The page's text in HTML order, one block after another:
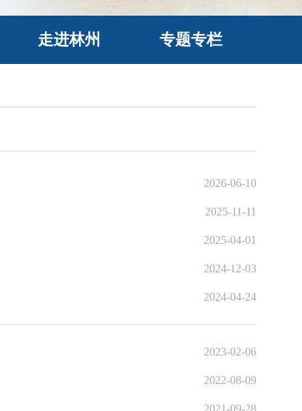
走进林州 专题专栏
2026-06-10
2025-11-11
2025-04-01
2024-12-03
2024-04-24
2023-02-06
2022-08-09
2021-09-28